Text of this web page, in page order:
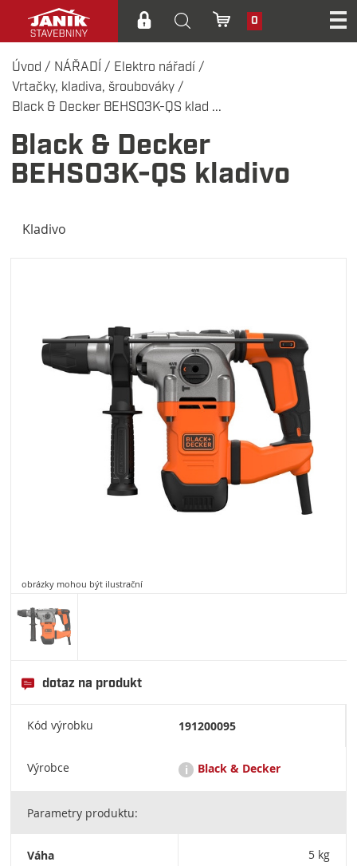
0
Úvod / NÁŘADÍ / Elektro nářadí /
Vrtačky, kladiva, šroubováky /
Black & Decker BEHS03K-QS klad ...
Black & Decker
BEHS03K-QS kladivo
Kladivo
obrázky mohou být ilustrační
dotaz na produkt
Kód výrobku 191200095
Výrobce i Black & Decker
STANLEY BLACK & DECKER CZECH REPUBLIC, S.R.O., jejíž
Parametry produktu:
Váha 5 kg